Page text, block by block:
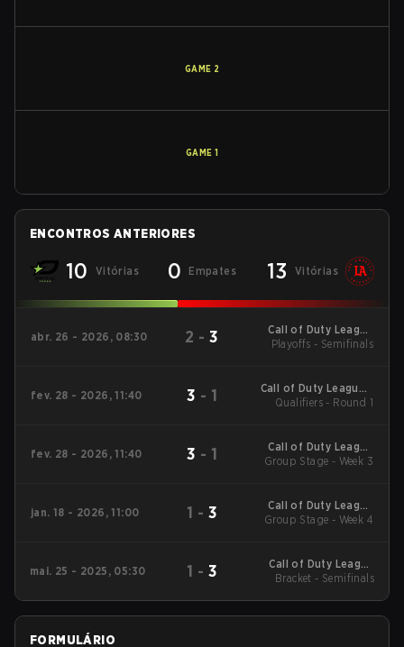
GAME 2
GAME 1
ENCONTROS ANTERIORES
10 Vitórias 0 Empates 13 Vitórias
abr. 26 - 2026, 08:30 2 -3
Call of Duty League
Stage 3 Minor
Playoffs - Semifinals
fev. 28 - 2026, 11:40 3 - 1
Call of Duty League -
Call of Duty League
Qualifiers - Round 1
fev. 28 - 2026, 11:40 3 - 1
Call of Duty League
2026 Regular Season
Group Stage - Week 3
jan. 18 - 2026, 11:00 1 - 3
Call of Duty League
2026 Regular Season
Group Stage - Week 4
mai. 25 - 2025, 05:30 1 - 3
Call of Duty League
2025 Regular Season
Bracket - Semifinals
FORMULÁRIO